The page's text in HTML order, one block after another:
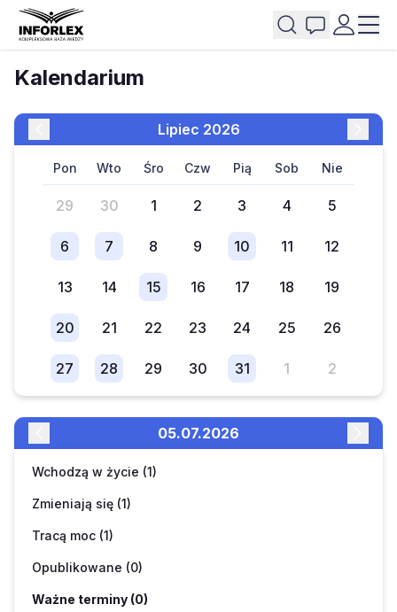
Kalendarium
lipiec 2026
pon wto śro czw pią sob nie
29 30 1 2 3 4 5
6 7 8 9 10 11 12
13 14 15 16 17 18 19
20 21 22 23 24 25 26
27 28 29 30 31 1 2
05.07.2026
Wchodzą w życie (1)
Zmieniają się (1)
Tracą moc (1)
Opublikowane (0)
Ważne terminy (0)